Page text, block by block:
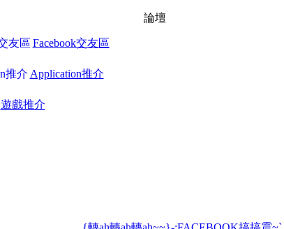
論壇
Facebook交友區
Application推介
遊戲推介